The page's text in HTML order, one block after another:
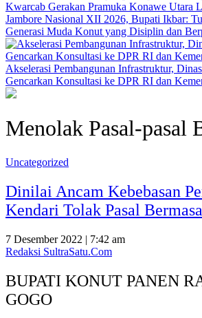
‎Kwarcab Gerakan Pramuka Konawe Utara
Jambore Nasional XII 2026, Bupati Ikbar:
Generasi Muda Konut yang Disiplin dan
Akselerasi Pembangunan Infrastruktur,
Gencarkan Konsultasi ke DPR RI dan
Menolak Pasal-pasal
Uncategorized
Dinilai Ancam Kebebasan
Kendari Tolak Pasal
7 Desember 2022 | 7:42 am
Redaksi SultraSatu.Com
BUPATI KONUT PANEN
GOGO